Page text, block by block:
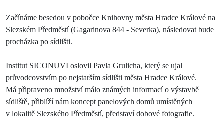
Začínáme besedou v pobočce Knihovny města Hradce Králové na
Slezském Předměstí (Gagarinova 844 - Severka), následovat bude
procházka po sídlišti.
Institut SICONUVI oslovil Pavla Grulicha, který se ujal
průvodcovstvím po nejstarším sídlišti města Hradce Králové.
Má připraveno množství málo známých informací o výstavbě
sídliště, přiblíží nám koncept panelových domů umístěných
v lokalitě Slezského Předměstí, představí dobové fotografie.